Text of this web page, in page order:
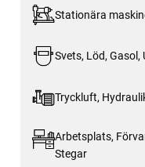
Stationära
Svets, Löd, Gasol,
Tryckluft,
Arbetsplats,
Stegar